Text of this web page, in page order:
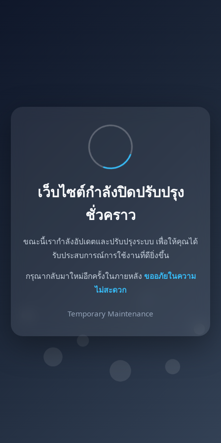
เว็บไซต์กำลังปิดปรับปรุง
ชั่วคราว
ขณะนี้เรากำลังอัปเดตและปรับปรุงระบบ เพื่อให้คุณได้
รับประสบการณ์การใช้งานที่ดียิ่งขึ้น
กรุณากลับมาใหม่อีกครั้งในภายหลัง ขออภัยในความ
ไม่สะดวก
Temporary Maintenance